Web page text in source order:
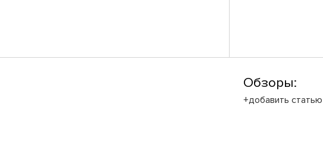
Обзоры:
+добавить